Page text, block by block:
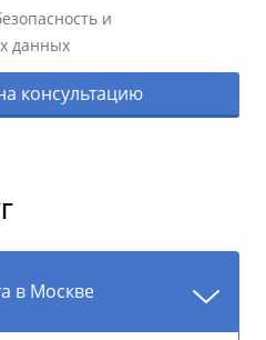
и
данных
консультацию
в Москве